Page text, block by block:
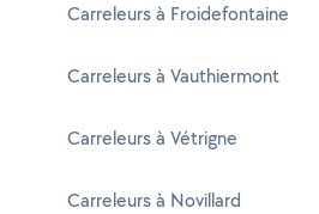
Carreleurs à Froidefontaine
Carreleurs à Vauthiermont
Carreleurs à Vétrigne
Carreleurs à Novillard